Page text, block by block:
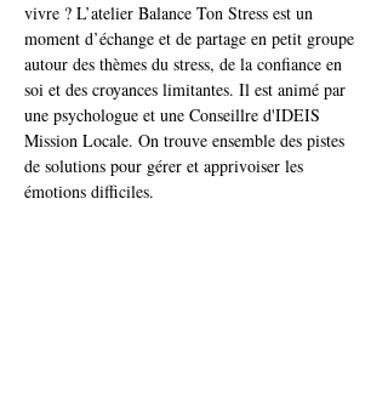
vivre ? L’atelier Balance Ton Stress est un
moment d’échange et de partage en petit groupe
autour des thèmes du stress, de la confiance en
soi et des croyances limitantes. Il est animé par
une psychologue et une Conseillre d'IDEIS
Mission Locale. On trouve ensemble des pistes
de solutions pour gérer et apprivoiser les
émotions difficiles.